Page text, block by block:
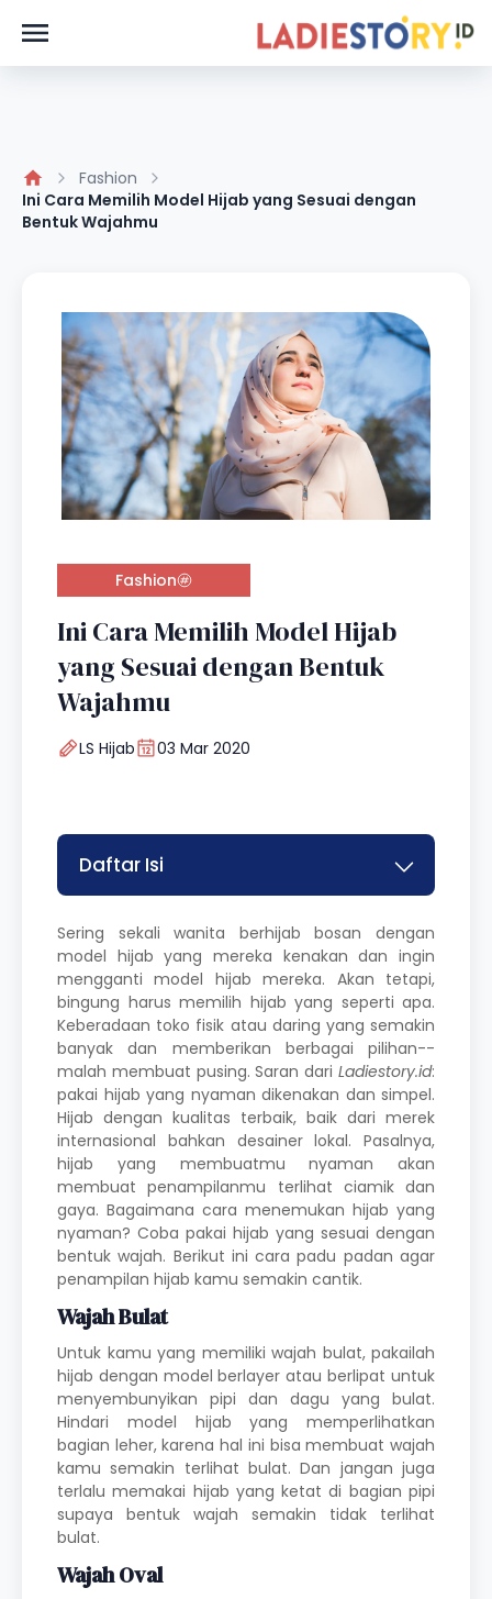
Fashion
Ini Cara Memilih Model Hijab yang Sesuai dengan
Bentuk Wajahmu
Fashion
Ini Cara Memilih Model Hijab
yang Sesuai dengan Bentuk
Wajahmu
LS Hijab 03 Mar 2020
Daftar Isi
Sering sekali wanita berhijab bosan dengan
model hijab yang mereka kenakan dan ingin
mengganti model hijab mereka. Akan tetapi,
bingung harus memilih hijab yang seperti apa.
Keberadaan toko fisik atau daring yang semakin
banyak dan memberikan berbagai pilihan--
malah membuat pusing. Saran dari Ladiestory.id:
pakai hijab yang nyaman dikenakan dan simpel.
Hijab dengan kualitas terbaik, baik dari merek
internasional bahkan desainer lokal. Pasalnya,
hijab yang membuatmu nyaman akan
membuat penampilanmu terlihat ciamik dan
gaya. Bagaimana cara menemukan hijab yang
nyaman? Coba pakai hijab yang sesuai dengan
bentuk wajah. Berikut ini cara padu padan agar
penampilan hijab kamu semakin cantik.
Wajah Bulat
Untuk kamu yang memiliki wajah bulat, pakailah
hijab dengan model berlayer atau berlipat untuk
menyembunyikan pipi dan dagu yang bulat.
Hindari model hijab yang memperlihatkan
bagian leher, karena hal ini bisa membuat wajah
kamu semakin terlihat bulat. Dan jangan juga
terlalu memakai hijab yang ketat di bagian pipi
supaya bentuk wajah semakin tidak terlihat
bulat.
Wajah Oval